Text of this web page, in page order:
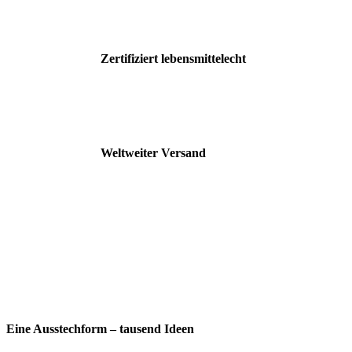
Zertifiziert lebensmittelecht
Weltweiter Versand
Eine Ausstechform – tausend Ideen